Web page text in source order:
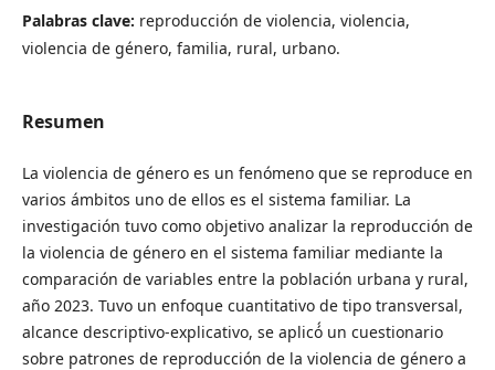
Palabras clave: reproducción de violencia, violencia,
violencia de género, familia, rural, urbano.
Resumen
La violencia de género es un fenómeno que se reproduce en
varios ámbitos uno de ellos es el sistema familiar. La
investigación tuvo como objetivo analizar la reproducción de
la violencia de género en el sistema familiar mediante la
comparación de variables entre la población urbana y rural,
año 2023. Tuvo un enfoque cuantitativo de tipo transversal,
alcance descriptivo-explicativo, se aplicó́ un cuestionario
sobre patrones de reproducción de la violencia de género a